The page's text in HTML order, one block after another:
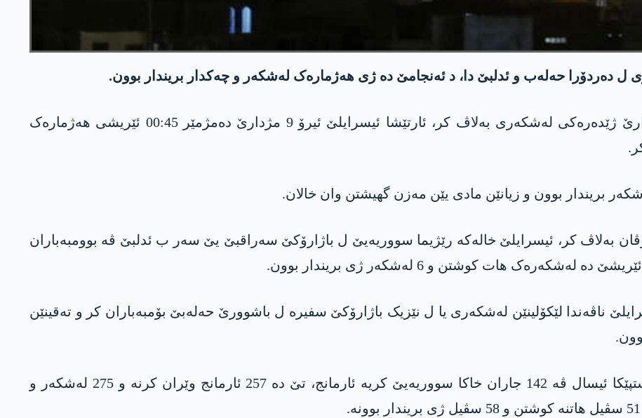
دەردۆرا حەلەب و ئدلبێ دا، د ئەنجامێ دە ژی ھەژمارەک لەشکەر و چەکدار بریندار بوون.
ئاژانسا فەرمی یا سووریەیێ “سانا” ل سەر زارێ ژێدەرەکی لەشکەری بەلاڤ کر، ئارتێشا ئیسرایلێ ئیرۆ 9 مژدارێ دەمژمێر 00:45 ئێریشی ھەژمارەک
بریندار بوون و زیانێن مادی یێن مەزن گھیشتن وان خالان.
بەلاڤ کر، ئیسرایلێ خالەکە رێژیما سووریەیێ ل باژارۆکێ سەراقبێ یێ سەر ب ئدلبێ ڤە بوومبەباران
ھات کوشتن و 6 لەشکەر ژی بریندار بوون.
ناڤەندا لێکۆلینێن لەشکەری یا ل نێزیک باژارۆکێ سفیرە ل باشوورێ حەلەبێ بۆمبەباران کر و تەقینێن
ل گۆری زانیاریێن رەوانگەھێ، ئیسرایلێ ژ دەستپێکا ئیسال ڤە 142 جاران خاکا سووریەیێ کریە ئارمانج، تێ دە 257 ئارمانج وێران کرنە و 275 لەشکەر و